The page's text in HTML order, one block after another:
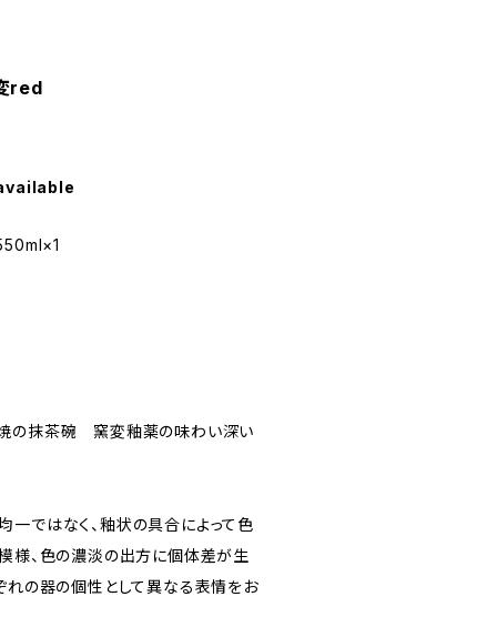
red
の抹茶碗 窯変釉薬の味わい深い
ではなく、釉状の具合によって色
様、色の濃淡の出方に個体差が生
れの器の個性として異なる表情をお